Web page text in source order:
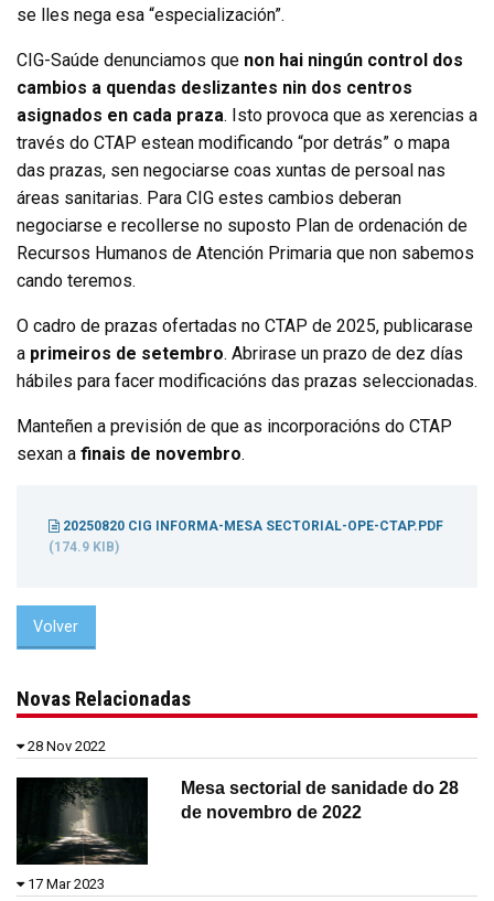
se lles nega esa “especialización”.
CIG-Saúde denunciamos que non hai ningún control dos
cambios a quendas deslizantes nin dos centros
asignados en cada praza. Isto provoca que as xerencias a
través do CTAP estean modificando “por detrás” o mapa
das prazas, sen negociarse coas xuntas de persoal nas
áreas sanitarias. Para CIG estes cambios deberan
negociarse e recollerse no suposto Plan de ordenación de
Recursos Humanos de Atención Primaria que non sabemos
cando teremos.
O cadro de prazas ofertadas no CTAP de 2025, publicarase
a primeiros de setembro. Abrirase un prazo de dez días
hábiles para facer modificacións das prazas seleccionadas.
Manteñen a previsión de que as incorporacións do CTAP
sexan a finais de novembro.
20250820 CIG INFORMA-MESA SECTORIAL-OPE-CTAP.PDF
(174.9 KIB)
Volver
Novas Relacionadas
28 Nov 2022
Mesa sectorial de sanidade do 28
de novembro de 2022
17 Mar 2023